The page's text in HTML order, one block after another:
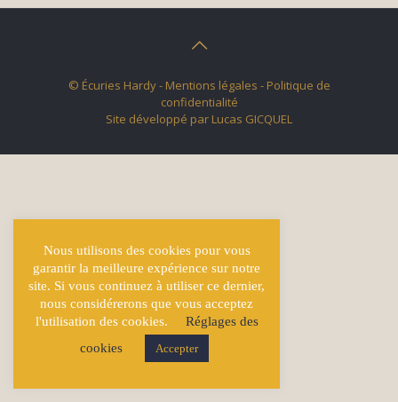
© Écuries Hardy - Mentions légales - Politique de
confidentialité
Site développé par Lucas GICQUEL
Nous utilisons des cookies pour vous
garantir la meilleure expérience sur notre
site. Si vous continuez à utiliser ce dernier,
nous considérerons que vous acceptez
l'utilisation des cookies.
Réglages des
cookies
Accepter